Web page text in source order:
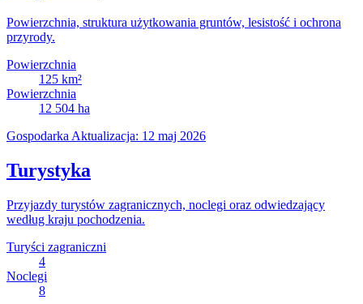
Powierzchnia, struktura użytkowania gruntów, lesistość i ochrona
przyrody.
Powierzchnia
125 km²
Powierzchnia
12 504 ha
Gospodarka Aktualizacja: 12 maj 2026
Turystyka
Przyjazdy turystów zagranicznych, noclegi oraz odwiedzający
według kraju pochodzenia.
Turyści zagraniczni
4
Noclegi
8